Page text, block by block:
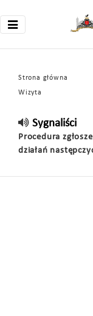
Strona główna
Wizyta
Sygnaliści
Procedura
działań